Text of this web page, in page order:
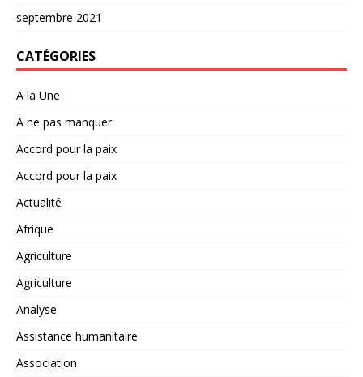
septembre 2021
CATÉGORIES
A la Une
A ne pas manquer
Accord pour la paix
Accord pour la paix
Actualité
Afrique
Agriculture
Agriculture
Analyse
Assistance humanitaire
Association